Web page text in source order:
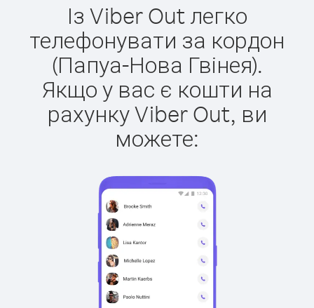
Із Viber Out легко
телефонувати за кордон
(Папуа-Нова Гвінея).
Якщо у вас є кошти на
рахунку Viber Out, ви
можете: